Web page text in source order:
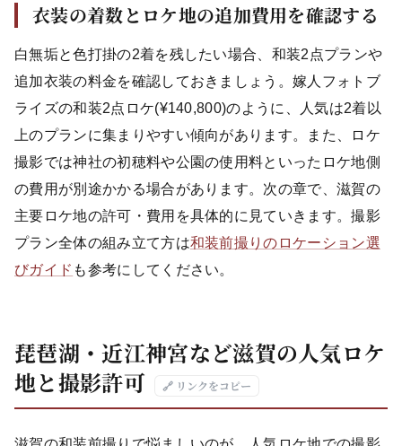
衣装の着数とロケ地の追加費用を確認する
白無垢と色打掛の2着を残したい場合、和装2点プランや
追加衣装の料金を確認しておきましょう。嫁人フォトブ
ライズの和装2点ロケ(¥140,800)のように、人気は2着以
上のプランに集まりやすい傾向があります。また、ロケ
撮影では神社の初穂料や公園の使用料といったロケ地側
の費用が別途かかる場合があります。次の章で、滋賀の
主要ロケ地の許可・費用を具体的に見ていきます。撮影
プラン全体の組み立て方は和装前撮りのロケーション選
びガイド も参考にしてください。
琵琶湖・近江神宮など滋賀の人気ロケ
地と撮影許可
🔗 リンクをコピー